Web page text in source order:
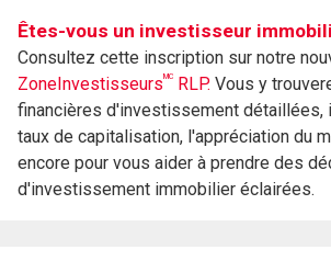
Êtes-vous un investisseur
Consultez cette inscription sur notre
ZoneInvestisseursMC RLP. Vous y
financières d'investissement détaillées,
taux de capitalisation, l'appréciation du
encore pour vous aider à prendre des
d'investissement immobilier éclairées.